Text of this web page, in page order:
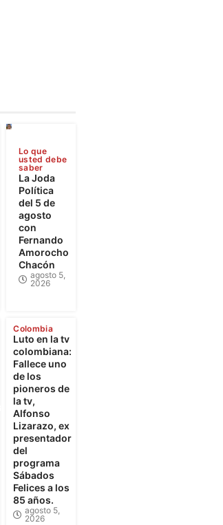
Lo que
usted debe
saber
La Joda
Política
del 5 de
agosto
con
Fernando
Amorocho
Chacón
agosto 5,
2026
Colombia
Luto en la tv
colombiana:
Fallece uno
de los
pioneros de
la tv,
Alfonso
Lizarazo, ex
presentador
del
programa
Sábados
Felices a los
85 años.
agosto 5,
2026